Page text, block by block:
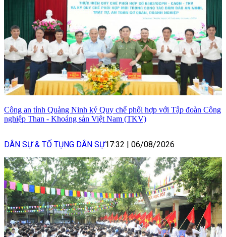
Công an tỉnh Quảng Ninh ký Quy chế phối hợp với Tập đoàn Công
nghiệp Than - Khoáng sản Việt Nam (TKV)
DÂN SỰ & TỐ TỤNG DÂN SỰ17:32 06/08/2026